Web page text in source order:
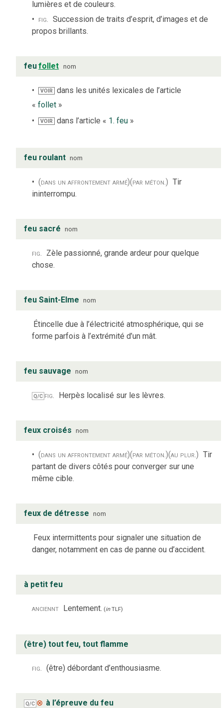
lumières et de couleurs.
fig. Succession de traits d’esprit, d’images et de
propos brillants.
feufollet nom
VOIR
dans les unités lexicales de l’article
« follet »
VOIR dans l’article « 1. feu »
feu roulant nom
(dans un affrontement armé)(par méton.) Tir
ininterrompu.
feu sacré nom
fig.
Zèle passionné, grande ardeur pour quelque
chose.
feu Saint-Elme nom
Étincelle due à l’électricité atmosphérique, qui se
forme parfois à l’extrémité d’un mât.
feu sauvage nom
Q/C fig. Herpès localisé sur les lèvres.
feux croisés nom
(dans un affrontement armé)(par méton.)(au plur.) Tir
partant de divers côtés pour converger sur une
même cible.
feux de détresse nom
Feux intermittents pour signaler une situation de
danger, notamment en cas de panne ou d’accident.
à petit feu
anciennt Lentement. (inTLF)
(être) tout feu, tout flamme
fig. (être) débordant d’enthousiasme.
Q/C ⊗ à l’épreuve du feu